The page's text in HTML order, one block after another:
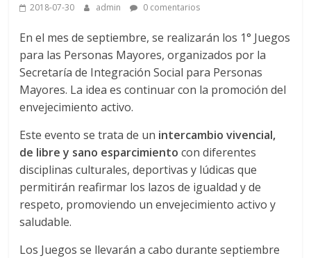
2018-07-30 admin 0 comentarios
En el mes de septiembre, se realizarán los 1° Juegos
para las Personas Mayores, organizados por la
Secretaría de Integración Social para Personas
Mayores. La idea es continuar con la promoción del
envejecimiento activo.
Este evento se trata de un intercambio vivencial,
de libre y sano esparcimiento con diferentes
disciplinas culturales, deportivas y lúdicas que
permitirán reafirmar los lazos de igualdad y de
respeto, promoviendo un envejecimiento activo y
saludable.
Los Juegos se llevarán a cabo durante septiembre